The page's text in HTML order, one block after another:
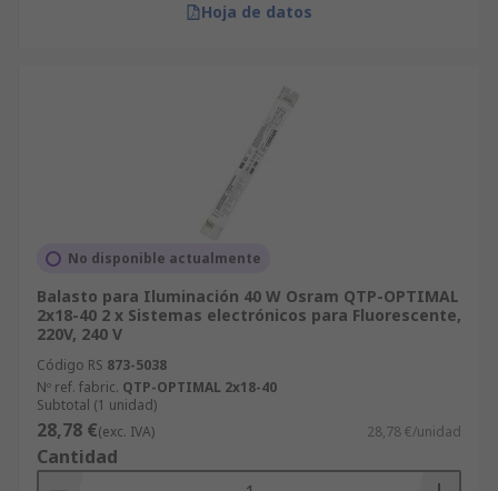
Hoja de datos
No disponible actualmente
Balasto para Iluminación 40 W Osram QTP-OPTIMAL
2x18-40 2 x Sistemas electrónicos para Fluorescente,
220V, 240 V
Código RS 873-5038
Nº ref. fabric. QTP-OPTIMAL 2x18-40
Subtotal (1 unidad)
28,78 €(exc. IVA) 28,78 €/unidad
Cantidad